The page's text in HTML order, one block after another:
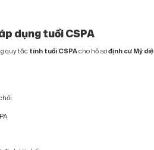
dụng tuổi CSPA
quy tắc tính tuổi CSPAcho hồ sơđịnh cư Mỹ